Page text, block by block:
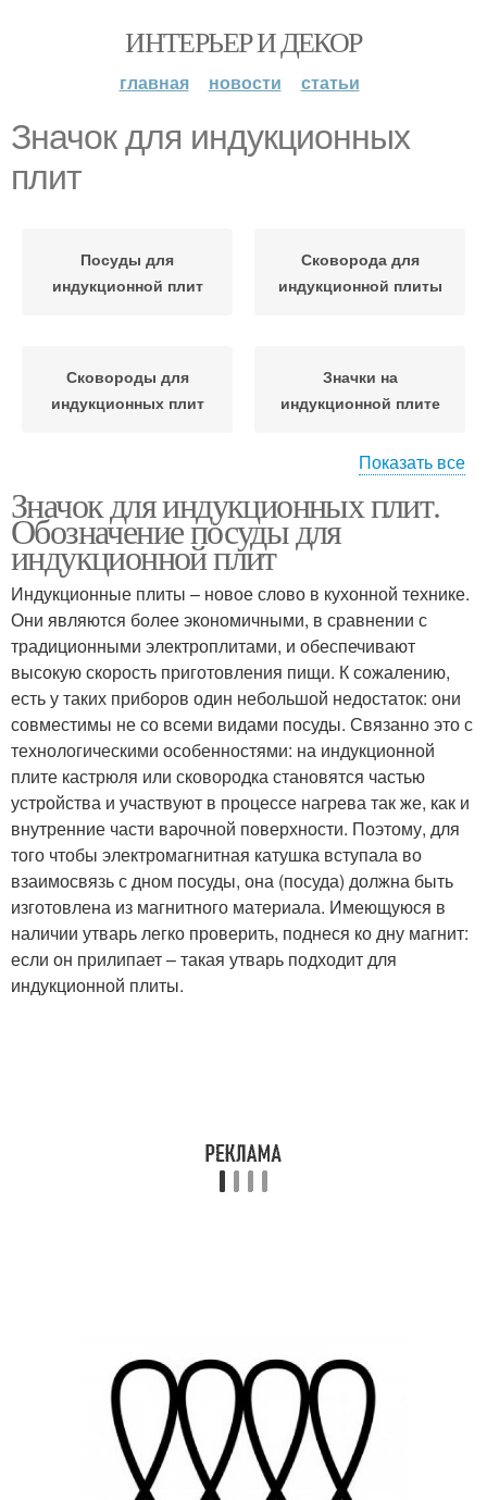
ИНТЕРЬЕР И ДЕКОР
главная новости статьи
Значок для индукционных
плит
Посуды для
индукционной плит
Сковорода для
индукционной плиты
Сковороды для
индукционных плит
Значки на
индукционной плите
Индукционный значок
индукционной посуды
Посуда для
индукционной плиты
Индукционная плита
Блины на индукционной
электроплите
Утятницы для новой
плиты
Индукционная посуда
Показать все
Значок для индукционных плит.
Обозначение посуды для
индукционной плит
Индукционные плиты – новое слово в кухонной технике.
Они являются более экономичными, в сравнении с
традиционными электроплитами, и обеспечивают
высокую скорость приготовления пищи. К сожалению,
есть у таких приборов один небольшой недостаток: они
совместимы не со всеми видами посуды. Связанно это с
технологическими особенностями: на индукционной
плите кастрюля или сковородка становятся частью
устройства и участвуют в процессе нагрева так же, как и
внутренние части варочной поверхности. Поэтому, для
того чтобы электромагнитная катушка вступала во
взаимосвязь с дном посуды, она (посуда) должна быть
изготовлена из магнитного материала. Имеющуюся в
наличии утварь легко проверить, поднеся ко дну магнит:
если он прилипает – такая утварь подходит для
индукционной плиты.